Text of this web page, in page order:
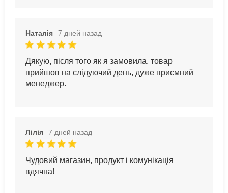
Наталія 7 дней назад
Дякую, після того як я замовила, товар
прийшов на слідуючий день, дуже приємний
менеджер.
Лілія 7 дней назад
Чудовий магазин, продукт і комунікація
вдячна!